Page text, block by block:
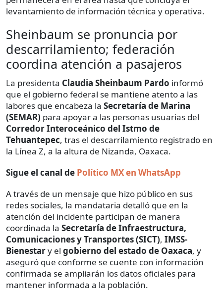
levantamiento de información técnica y operativa.
Sheinbaum se pronuncia por
descarrilamiento; federación
coordina atención a pasajeros
La presidenta Claudia Sheinbaum Pardo informó
que el gobierno federal se mantiene atento a las
labores que encabeza la Secretaría de Marina
(SEMAR) para apoyar a las personas usuarias del
Corredor Interoceánico del Istmo de
Tehuantepec, tras el descarrilamiento registrado en
la Línea Z, a la altura de Nizanda, Oaxaca.
Sigue el canal de Político MX en WhatsApp
A través de un mensaje que hizo público en sus
redes sociales, la mandataria detalló que en la
atención del incidente participan de manera
coordinada la Secretaría de Infraestructura,
Comunicaciones y Transportes (SICT), IMSS-
Bienestary el gobierno del estado de Oaxaca, y
aseguró que conforme se cuente con información
confirmada se ampliarán los datos oficiales para
mantener informada a la población.